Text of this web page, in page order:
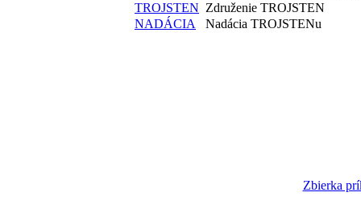
TROJSTEN Združenie TROJSTEN
NADÁCIA
Nadácia TROJSTENu
Zbierka